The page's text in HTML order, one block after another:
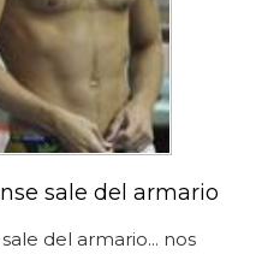
sale del armario
del armario... nos